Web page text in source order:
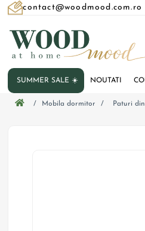
contact@woodmood.com.ro
SUMMER SALE ☀️ NOUTATI
/ Mobila dormitor / Paturi